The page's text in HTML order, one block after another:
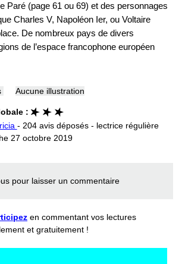
Paré (page 61 ou 69) et des personnages
Charles V, Napoléon Ier, ou Voltaire
De nombreux pays de divers
de l’espace francophone européen
Aucune illustration
:
- 204 avis déposés - lectrice régulière
27 octobre 2019
pour laisser un commentaire
en commentant vos lectures
et gratuitement !